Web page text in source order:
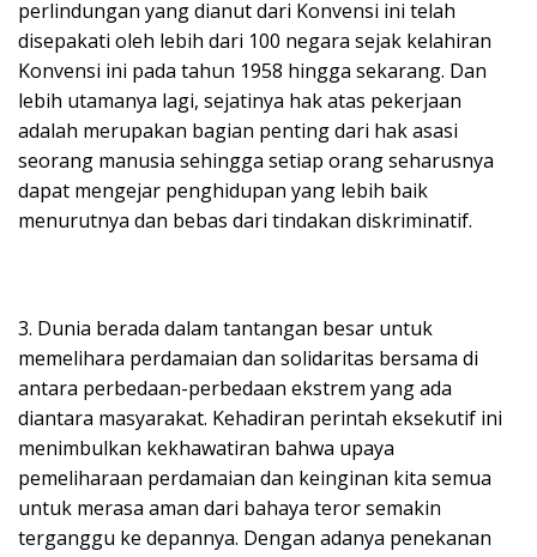
perlindungan yang dianut dari Konvensi ini telah
disepakati oleh lebih dari 100 negara sejak kelahiran
Konvensi ini pada tahun 1958 hingga sekarang. Dan
lebih utamanya lagi, sejatinya hak atas pekerjaan
adalah merupakan bagian penting dari hak asasi
seorang manusia sehingga setiap orang seharusnya
dapat mengejar penghidupan yang lebih baik
menurutnya dan bebas dari tindakan diskriminatif.
3. Dunia berada dalam tantangan besar untuk
memelihara perdamaian dan solidaritas bersama di
antara perbedaan-perbedaan ekstrem yang ada
diantara masyarakat. Kehadiran perintah eksekutif ini
menimbulkan kekhawatiran bahwa upaya
pemeliharaan perdamaian dan keinginan kita semua
untuk merasa aman dari bahaya teror semakin
terganggu ke depannya. Dengan adanya penekanan